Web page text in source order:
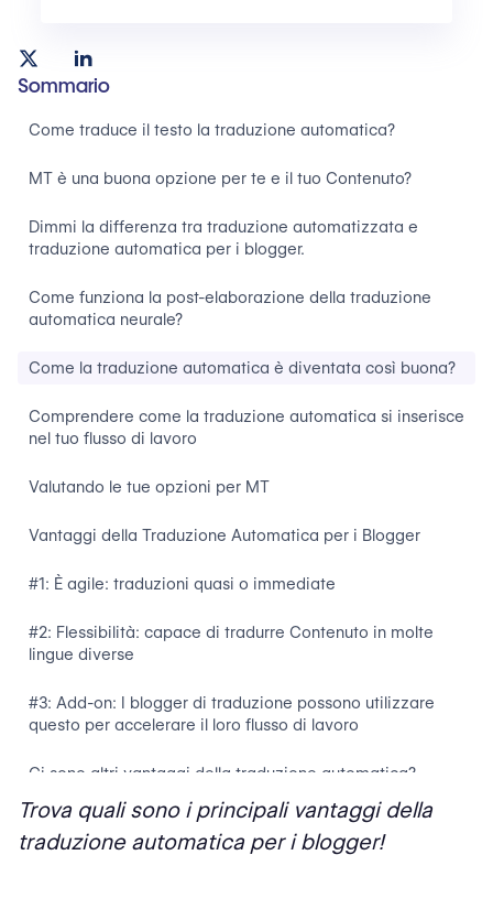
Sommario
Come traduce il testo la traduzione automatica?
MT è una buona opzione per te e il tuo Contenuto?
Dimmi la differenza tra traduzione automatizzata e
traduzione automatica per i blogger.
Come funziona la post-elaborazione della traduzione
automatica neurale?
Come la traduzione automatica è diventata così buona?
Comprendere come la traduzione automatica si inserisce
nel tuo flusso di lavoro
Valutando le tue opzioni per MT
Vantaggi della Traduzione Automatica per i Blogger
#1: È agile: traduzioni quasi o immediate
#2: Flessibilità: capace di tradurre Contenuto in molte
lingue diverse
#3: Add-on: I blogger di traduzione possono utilizzare
questo per accelerare il loro flusso di lavoro
Ci sono altri vantaggi della traduzione automatica?
Valutare i pro e i contro
Trova quali sono i principali vantaggi della
traduzione automatica per i blogger!